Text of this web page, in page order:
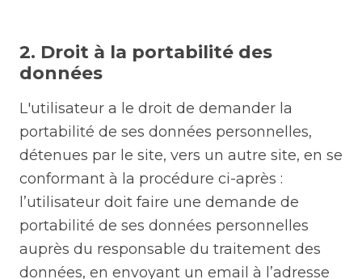
2. Droit à la portabilité des
données
L'utilisateur a le droit de demander la
portabilité de ses données personnelles,
détenues par le site, vers un autre site, en se
conformant à la procédure ci-après :
l’utilisateur doit faire une demande de
portabilité de ses données personnelles
auprès du responsable du traitement des
données, en envoyant un email à l’adresse